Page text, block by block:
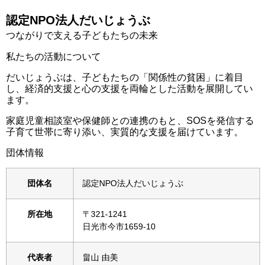
認定NPO法人だいじょうぶ
つながりで支える子どもたちの未来
私たちの活動について
だいじょうぶは、子どもたちの「関係性の貧困」に着目
し、経済的支援と心の支援を両輪とした活動を展開してい
ます。
家庭児童相談室や保健師との連携のもと、SOSを発信する
子育て世帯に寄り添い、実質的な支援を届けています。
団体情報
団体名 認定NPO法人だいじょうぶ
所在地
〒321-1241
日光市今市1659-10
代表者 畠山 由美